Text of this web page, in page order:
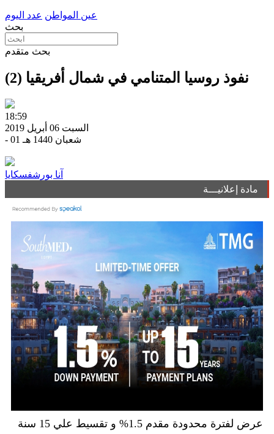
عين المواطن عدد اليوم
بحث
بحث متقدم
نفوذ روسيا المتنامي في شمال أفريقيا (2)
18:59
السبت 06 أبريل 2019
- 01 شعبان 1440 هـ
آنا بورشفسكايا
مادة إعلانيـــة
عرض لفترة محدودة مقدم 1.5% و تقسيط علي 15 سنة